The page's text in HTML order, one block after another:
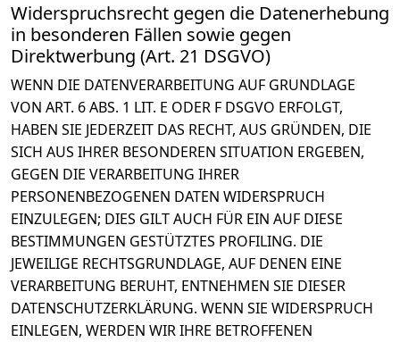
Widerspruchsrecht gegen die Datenerhebung
in besonderen Fällen sowie gegen
Direktwerbung (Art. 21 DSGVO)
WENN DIE DATENVERARBEITUNG AUF GRUNDLAGE
VON ART. 6 ABS. 1 LIT. E ODER F DSGVO ERFOLGT,
HABEN SIE JEDERZEIT DAS RECHT, AUS GRÜNDEN, DIE
SICH AUS IHRER BESONDEREN SITUATION ERGEBEN,
GEGEN DIE VERARBEITUNG IHRER
PERSONENBEZOGENEN DATEN WIDERSPRUCH
EINZULEGEN; DIES GILT AUCH FÜR EIN AUF DIESE
BESTIMMUNGEN GESTÜTZTES PROFILING. DIE
JEWEILIGE RECHTSGRUNDLAGE, AUF DENEN EINE
VERARBEITUNG BERUHT, ENTNEHMEN SIE DIESER
DATENSCHUTZERKLÄRUNG. WENN SIE WIDERSPRUCH
EINLEGEN, WERDEN WIR IHRE BETROFFENEN